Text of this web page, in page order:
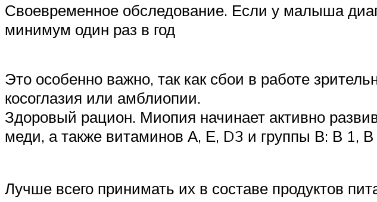
Своевременное обследование. Если у малыша
минимум один раз в год
Это особенно важно, так как сбои в работе
косоглазия или амблиопии.
Здоровый рацион. Миопия начинает активно
меди, а также витаминов А, Е, D3 и группы В: В 1,
Лучше всего принимать их в составе продуктов